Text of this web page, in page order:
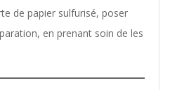
de papier sulfurisé, poser
en prenant soin de les